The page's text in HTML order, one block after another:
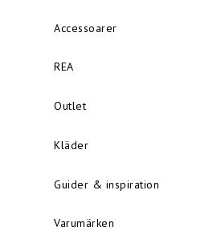
Accessoarer
REA
Outlet
Kläder
Guider & inspiration
Varumärken